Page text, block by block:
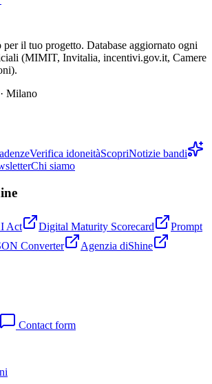
il tuo progetto. Database aggiornato ogni
(MIMIT, Invitalia, incentivi.gov.it, Camere
· Milano
Verifica idoneitàScopriNotizie bandi
Chi siamo
Act Digital Maturity Scorecard
Prompt
Converter
Agenzia diShine
Contact form